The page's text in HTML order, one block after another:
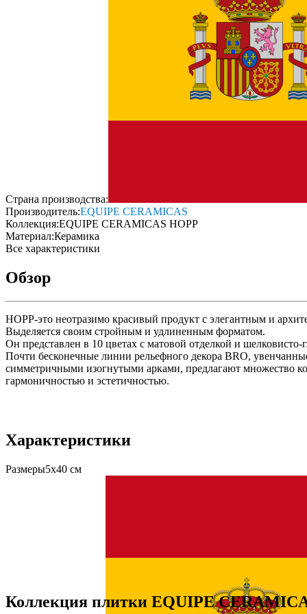
Страна производства:
Производитель:EQUIPE CERAMICAS
Коллекция:EQUIPE CERAMICAS HOPP
Материал:Керамика
Все характеристики
Обзор
HOPP-это неотразимо красивый продукт с элегантным и
Выделяется своим стройным и удлиненным форматом.
Он представлен в 10 цветах с матовой отделкой и
Почти бесконечные линии рельефного декора BRO,
симметричными изогнутыми арками, предлагают множество
гармоничностью и эстетичностью.
Характеристики
Размеры5х40 см
Коллекция плитки EQUIPE